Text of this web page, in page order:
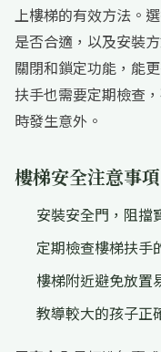
上樓梯的有效方法。
是否合適，以及安裝
關閉和鎖定功能，能
扶手也需要定期檢查
時發生意外。
樓梯安全注意事項
安裝安全門，阻擋
定期檢查樓梯扶手
樓梯附近避免放置
教導較大的孩子正